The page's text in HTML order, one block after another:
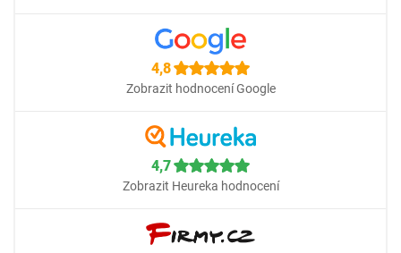
4,8
Zobrazit hodnocení Google
4,7
Zobrazit Heureka hodnocení